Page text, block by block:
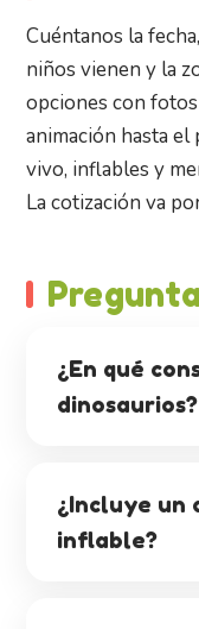
Cuéntanos la
niños vienen y la
opciones con
animación hasta
vivo, inflables y
La cotización va
¿En qué
dinosaurios?
¿Incluye un
inflable?